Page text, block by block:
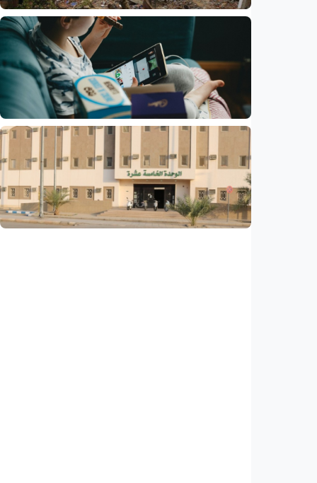
Humaniora
Korban tewas gempa bumi Venezuela
bertambah jadi 6.125 orang
Indonesia•04 Aug 2026
Humaniora
Larangan medsos untuk anak di Australia
sukses, pengguna turun 10 persen
Indonesia•31 Jul 2026